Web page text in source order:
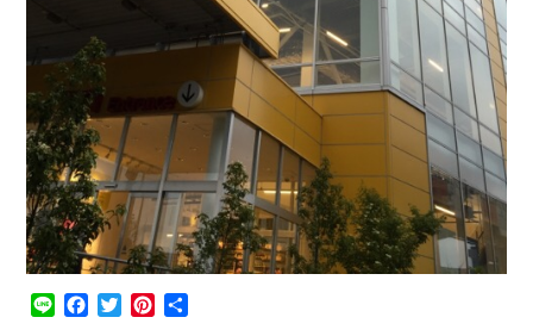
Line Facebook
TwitterPinterest